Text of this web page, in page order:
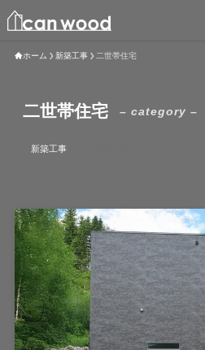
ホーム 新築工事 二世帯住宅
二世帯住宅 – category –
新築工事